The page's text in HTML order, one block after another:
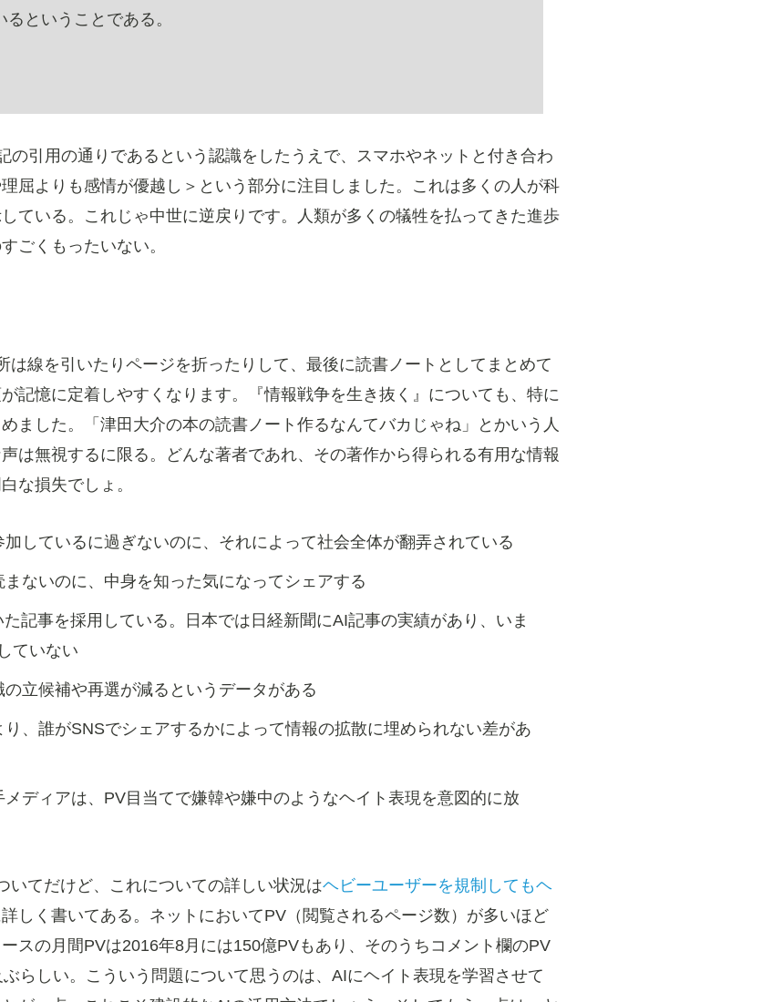
ということである。
の引用の通りであるという認識をしたうえで、スマホやネットと付き合わ
屈よりも感情が優越し＞という部分に注目しました。これは多くの人が科
ている。これじゃ中世に逆戻りです。人類が多くの犠牲を払ってきた進歩
ごくもったいない。
は線を引いたりページを折ったりして、最後に読書ノートとしてまとめて
記憶に定着しやすくなります。『情報戦争を生き抜く』についても、特に
ました。「津田大介の本の読書ノート作るなんてバカじゃね」とかいう人
は無視するに限る。どんな著者であれ、その著作から得られる有用な情報
な損失でしょ。
しているに過ぎないのに、それによって社会全体が翻弄されている
ないのに、中身を知った気になってシェアする
記事を採用している。日本では日経新聞にAI記事の実績があり、いま
ていない
立候補や再選が減るというデータがある
、誰がSNSでシェアするかによって情報の拡散に埋められない差があ
ディアは、PV目当てで嫌韓や嫌中のようなヘイト表現を意図的に放
いてだけど、これについての詳しい状況はヘビーユーザーを規制してもヘ
しく書いてある。ネットにおいてPV（閲覧されるページ数）が多いほど
スの月間PVは2016年8月には150億PVもあり、そのうちコメント欄のPV
らしい。こういう問題について思うのは、AIにヘイト表現を学習させて